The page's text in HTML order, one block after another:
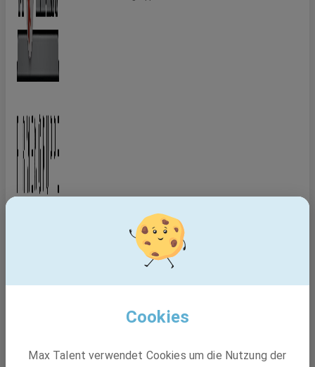
Cookies
Max Talent verwendet Cookies um die Nutzung der